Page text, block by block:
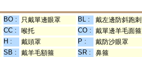
BO : 只戴單邊眼罩 BL :
戴左邊防斜跑
CC : 喉托 CO : 戴單邊羊毛面箍
H : 戴頭罩 P :
戴防沙眼罩
SB : 戴羊毛額箍 SR : 鼻箍